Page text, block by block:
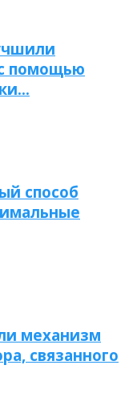
помощью
способ
механизм
связанного